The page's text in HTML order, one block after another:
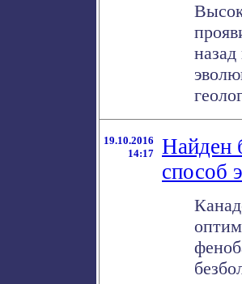
19.10.2016
14:17
Найден
способ